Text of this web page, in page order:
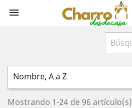

Nombre, A a Z
Mostrando 1-24 de 96 artículo(s)